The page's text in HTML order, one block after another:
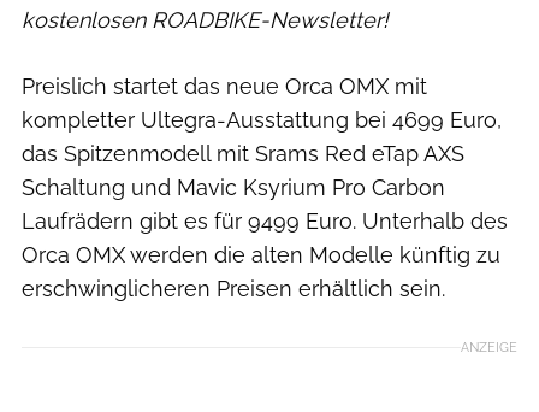
kostenlosen ROADBIKE-Newsletter!
Preislich startet das neue Orca OMX mit
kompletter Ultegra-Ausstattung bei 4699 Euro,
das Spitzenmodell mit Srams Red eTap AXS
Schaltung und Mavic Ksyrium Pro Carbon
Laufrädern gibt es für 9499 Euro. Unterhalb des
Orca OMX werden die alten Modelle künftig zu
erschwinglicheren Preisen erhältlich sein.
ANZEIGE